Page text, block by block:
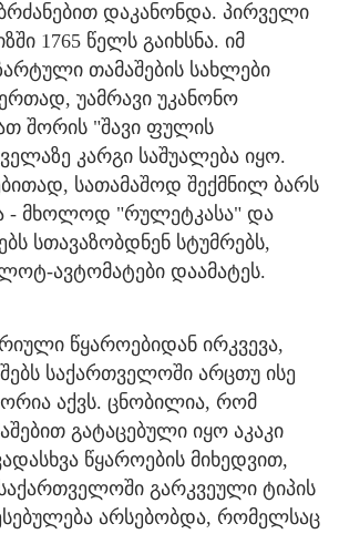
დაკანონდა. პირველი
1765 წელს გაიხსნა. იმ
თამაშების სახლები
უამრავი უკანონო
შორის "შავი ფულის
კარგი საშუალება იყო.
სათამაშოდ შექმნილ ბარს
- მხოლოდ "რულეტკასა" და
სთავაზობდნენ სტუმრებს,
ავტომატები დაამატეს.
წყაროებიდან ირკვევა,
საქართველოში არცთუ ისე
აქვს. ცნობილია, რომ
გატაცებული იყო აკაკი
წყაროების მიხედვით,
საქართველოში გარკვეული ტიპის
არსებობდა, რომელსაც